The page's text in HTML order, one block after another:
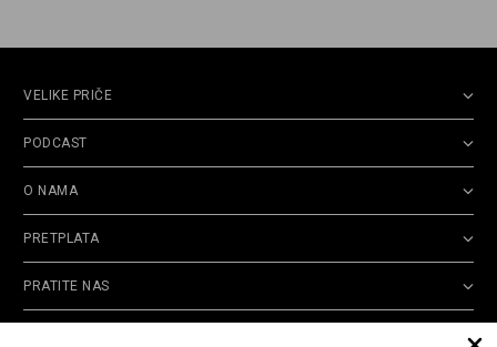
VELIKE PRIČE
PODCAST
O NAMA
PRETPLATA
PRATITE NAS